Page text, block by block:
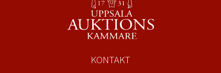
KONTAKT